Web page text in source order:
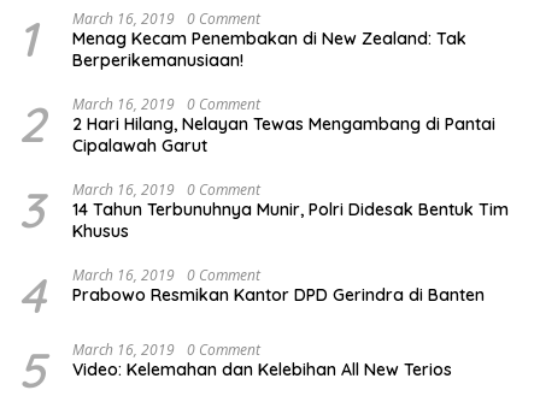
1 March 16, 2019 0 Comment
Menag Kecam Penembakan di New Zealand: Tak
Berperikemanusiaan!
2 March 16, 2019 0 Comment
2 Hari Hilang, Nelayan Tewas Mengambang di Pantai
Cipalawah Garut
3 March 16, 2019 0 Comment
14 Tahun Terbunuhnya Munir, Polri Didesak Bentuk Tim
Khusus
4 March 16, 2019 0 Comment
Prabowo Resmikan Kantor DPD Gerindra di Banten
5 March 16, 2019 0 Comment
Video: Kelemahan dan Kelebihan All New Terios